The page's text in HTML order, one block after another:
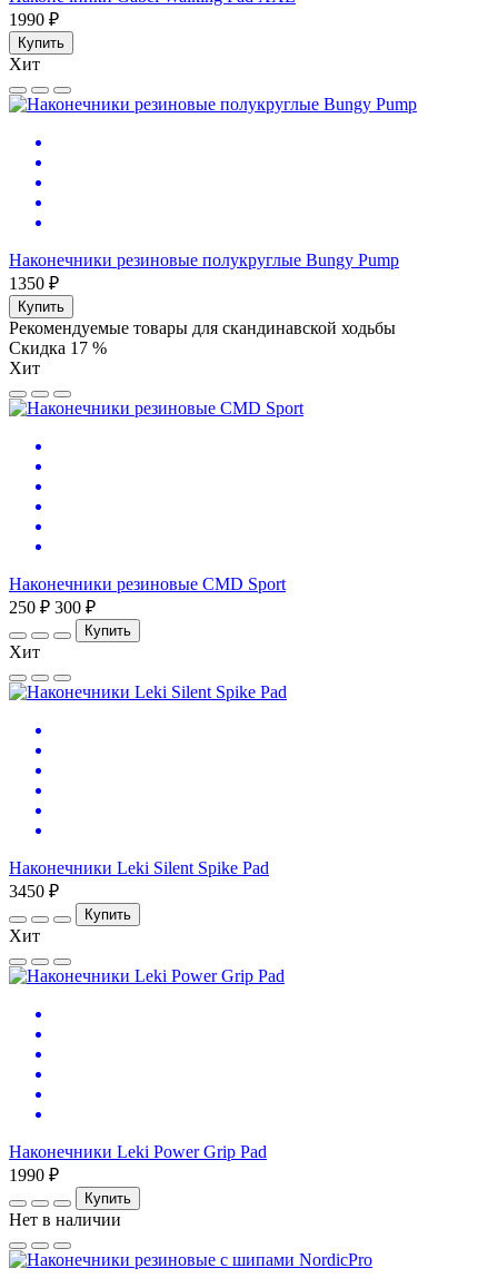
1990 ₽
Купить
Хит
Наконечники резиновые полукруглые Bungy Pump
1350 ₽
Купить
Рекомендуемые товары для скандинавской ходьбы
Скидка 17 %
Хит
Наконечники резиновые CMD Sport
250 ₽ 300 ₽
Купить
Хит
Наконечники Leki Silent Spike Pad
3450 ₽
Купить
Хит
Наконечники Leki Power Grip Pad
1990 ₽
Купить
Нет в наличии